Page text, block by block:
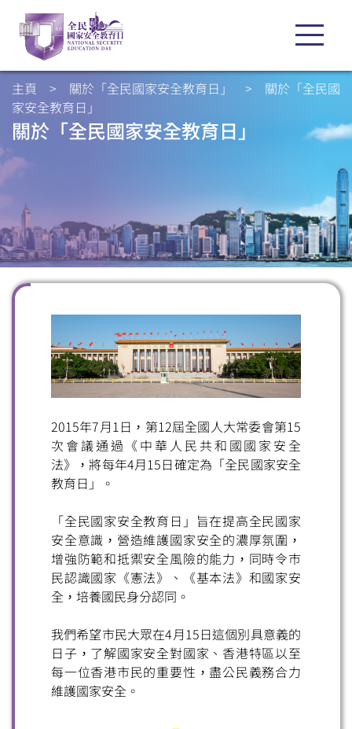
主頁 > 關於「全民國家安全教育日」 > 關於「全民國
家安全教育日」
關於「全民國家安全教育日」
2015年7月1日，第12屆全國人大常委會第15
次會議通過《中華人民共和國國家安全
法》，將每年4月15日確定為「全民國家安全
教育日」。
「全民國家安全教育日」旨在提高全民國家
安全意識，營造維護國家安全的濃厚氛圍，
增強防範和抵禦安全風險的能力，同時令巿
民認識國家《憲法》、《基本法》和國家安
全，培養國民身分認同。
我們希望市民大眾在4月15日這個別具意義的
日子，了解國家安全對國家、香港特區以至
每一位香港市民的重要性，盡公民義務合力
維護國家安全。
掃一掃關注我們的社交媒體，緊貼最新資訊！